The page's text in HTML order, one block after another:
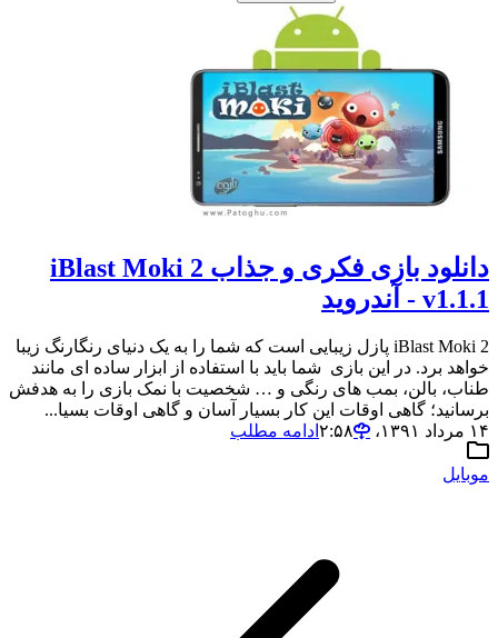
دانلود بازی فکری و جذاب iBlast Moki 2
v1.1.1 - آندروید
iBlast Moki 2 پازل زیبایی است که شما را به یک دنیای رنگارنگ زیبا
خواهد برد. در این بازی شما باید با استفاده از ابزار ساده ای مانند
طناب، بالن، بمب های رنگی و … شخصیت با نمک بازی را به هدفش
برسانید؛ گاهی اوقات این کار بسیار آسان و گاهی اوقات بسیا...
۱۴ مرداد ۱۳۹۱،‏ ۲:۵۸
ادامه مطلب
موبایل